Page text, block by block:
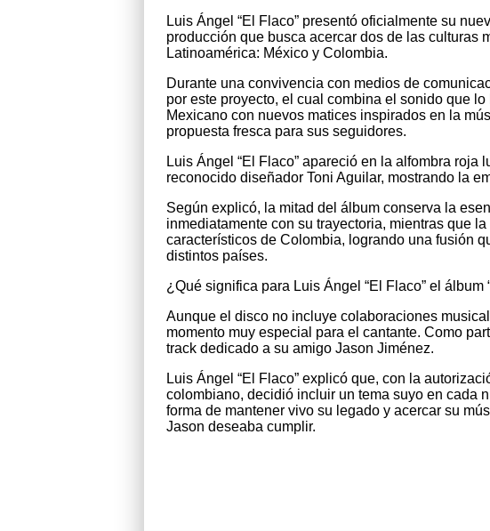
Luis Ángel “El Flaco” presentó oficialmente su
producción que busca acercar dos de las culturas
Latinoamérica: México y Colombia.
Durante una convivencia con medios de
por este proyecto, el cual combina el sonido que
Mexicano con nuevos matices inspirados en la
propuesta fresca para sus seguidores.
Luis Ángel “El Flaco” apareció en la alfombra roja
reconocido diseñador Toni Aguilar, mostrando la
Según explicó, la mitad del álbum conserva la
inmediatamente con su trayectoria, mientras que
característicos de Colombia, logrando una fusión
distintos países.
¿Qué significa para Luis Ángel “El Flaco” el álbum
Aunque el disco no incluye colaboraciones
momento muy especial para el cantante. Como
track dedicado a su amigo Jason Jiménez.
Luis Ángel “El Flaco” explicó que, con la
colombiano, decidió incluir un tema suyo en cada
forma de mantener vivo su legado y acercar su
Jason deseaba cumplir.